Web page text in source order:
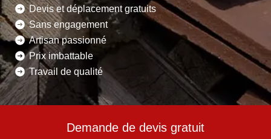
Devis et déplacement gratuits
Sans engagement
Artisan passionné
Prix imbattable
Travail de qualité
Demande de devis gratuit